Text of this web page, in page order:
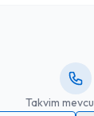
Takvim